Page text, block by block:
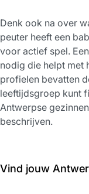
Denk ook na over
peuter heeft een
voor actief spel.
nodig die helpt met
profielen bevatten
leeftijdsgroep kunt
Antwerpse
beschrijven.
Vind jouw